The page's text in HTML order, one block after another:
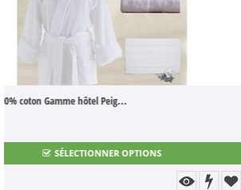
Film réfléchissant miroir pour fenêtre et...
SÉLECTIONNER OPTIONS